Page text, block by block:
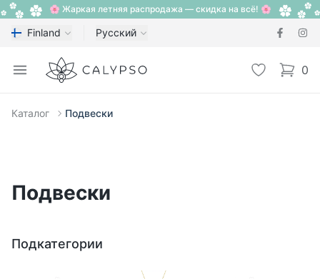
🌸 Жаркая летняя распродажа — скидка на всё! 🌸
Finland Русский
Open menu
Calypso Избранное
0
items
Каталог Подвески
Подвески
Подкатегории